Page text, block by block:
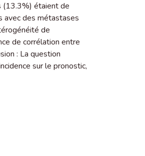
(13.3%) étaient de
avec des métastases
de
de corrélation entre
: La question
sur le pronostic,